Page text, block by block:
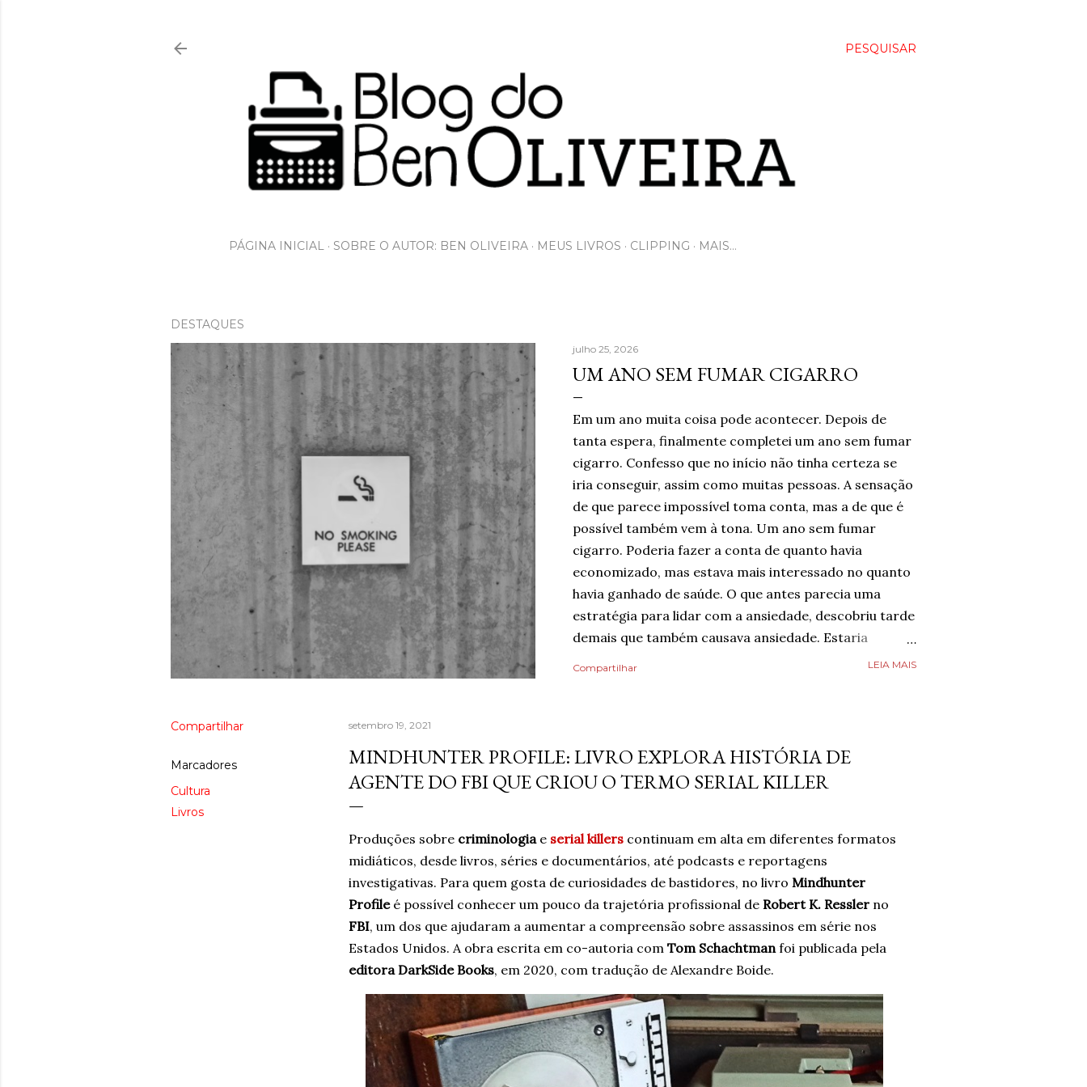
PESQUISAR
PÁGINA INICIAL SOBRE O AUTOR: BEN OLIVEIRA MEUS LIVROS CLIPPING MAIS…
DESTAQUES
julho 25, 2026
UM ANO SEM FUMAR CIGARRO
Em um ano muita coisa pode acontecer. Depois de
tanta espera, finalmente completei um ano sem fumar
cigarro. Confesso que no início não tinha certeza se
iria conseguir, assim como muitas pessoas. A sensação
de que parece impossível toma conta, mas a de que é
possível também vem à tona. Um ano sem fumar
cigarro. Poderia fazer a conta de quanto havia
economizado, mas estava mais interessado no quanto
havia ganhado de saúde. O que antes parecia uma
estratégia para lidar com a ansiedade, descobriu tarde
demais que também causava ansiedade. Estaria
mentindo se dissesse que estava completamente livre
aprendera que o cigarro não era a resposta. Pelo
contrário, que criava mais problemas. Um ano
acreditando em si mesmo e confiando no processo.
escritor, formado em jornalismo . Autor do...
Compartilhar LEIA MAIS
Compartilhar
Marcadores
Cultura
Livros
setembro 19, 2021
MINDHUNTER PROFILE: LIVRO EXPLORA HISTÓRIA DE
AGENTE DO FBI QUE CRIOU O TERMO SERIAL KILLER
Produções sobre criminologiae serial killers continuam em alta em diferentes formatos
midiáticos, desde livros, séries e documentários, até podcasts e reportagens
investigativas. Para quem gosta de curiosidades de bastidores, no livro Mindhunter
Profileé possível conhecer um pouco da trajetória profissional de Robert K. Ressler no
FBI, um dos que ajudaram a aumentar a compreensão sobre assassinos em série nos
Estados Unidos. A obra escrita em co-autoria com Tom Schachtman foi publicada pela
editora DarkSide Books, em 2020, com tradução de Alexandre Boide.